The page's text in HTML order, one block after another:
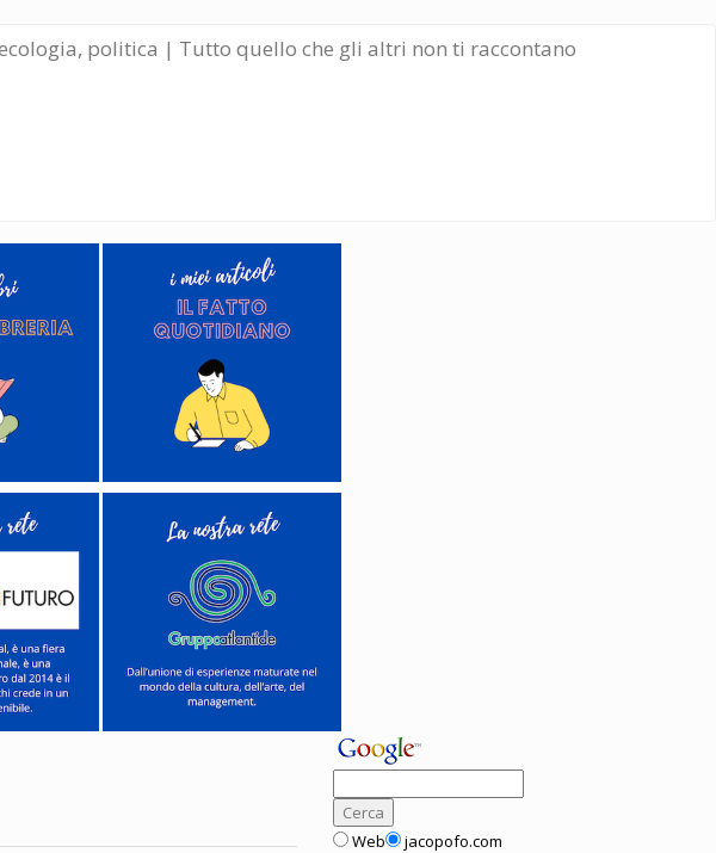
politica | Tutto quello che gli altri non ti raccontano
Web jacopofo.com